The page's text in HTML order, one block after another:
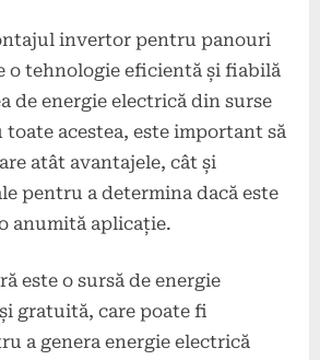
invertor pentru panouri
o tehnologie eficientă și fiabilă
de energie electrică din surse
toate acestea, este important să
atât avantajele, cât și
pentru a determina dacă este
anumită aplicație.
este o sursă de energie
gratuită, care poate fi
a genera energie electrică